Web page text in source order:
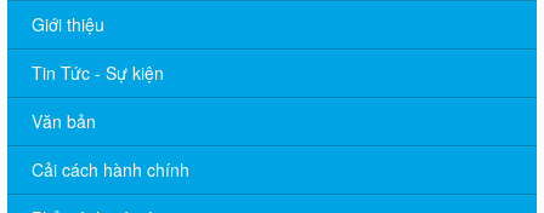
Giới thiệu
Tin Tức - Sự kiện
Văn bản
Cải cách hành chính